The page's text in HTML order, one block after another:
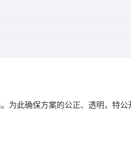
为此确保方案的公正、透明，特公